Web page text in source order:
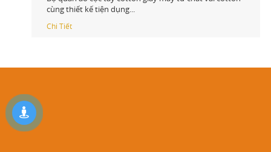
cùng thiết kế tiện dụng...
Chi Tiết